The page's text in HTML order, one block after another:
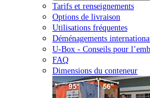
Tarifs et renseignements
Options de livraison
Utilisations fréquentes
Déménagements
U-Box - Conseils pour
FAQ
Dimensions du conteneur